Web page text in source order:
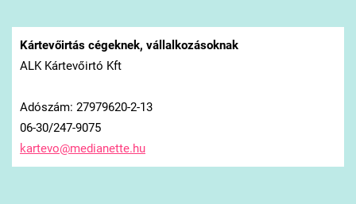
Kártevőirtás cégeknek, vállalkozásoknak
ALK Kártevőirtó Kft
Adószám: 27979620-2-13
06-30/247-9075
kartevo@medianette.hu